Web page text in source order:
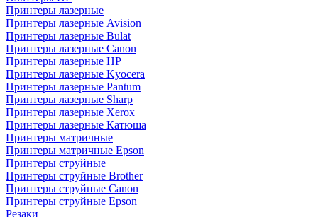
Принтеры лазерные
Принтеры лазерные Avision
Принтеры лазерные Bulat
Принтеры лазерные Canon
Принтеры лазерные HP
Принтеры лазерные Kyocera
Принтеры лазерные Pantum
Принтеры лазерные Sharp
Принтеры лазерные Xerox
Принтеры лазерные Катюша
Принтеры матричные
Принтеры матричные Epson
Принтеры струйные
Принтеры струйные Brother
Принтеры струйные Canon
Принтеры струйные Epson
Резаки